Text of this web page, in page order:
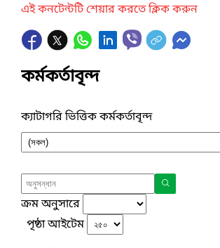
এই কনটেন্টটি শেয়ার করতে ক্লিক করুন
কর্মকর্তাবৃন্দ
ক্যাটাগরি ভিত্তিক কর্মকর্তাবৃন্দ
ক্রম অনুসারে
পৃষ্ঠা আইটেম